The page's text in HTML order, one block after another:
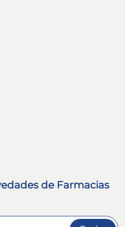
de Farmacias